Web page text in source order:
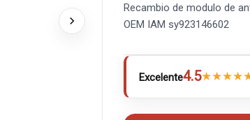
Recambio de modulo de
OEM IAM sy923146602
Excelente4.5★★★★